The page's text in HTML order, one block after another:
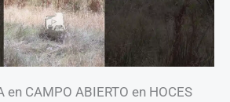
en CAMPO ABIERTO en HOCES